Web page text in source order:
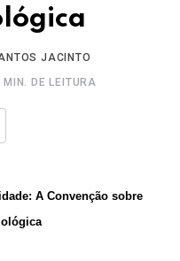
JACINTO
MIN. DE LEITURA
A Convenção sobre